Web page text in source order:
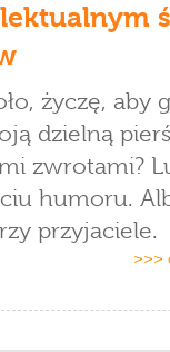
życzę, aby
dzielną
zwrotami?
humoru.
przyjaciele.
>>>